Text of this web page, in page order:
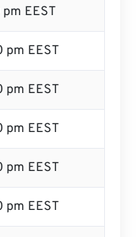
EEST
pm EEST
pm EEST
pm EEST
pm EEST
pm EEST